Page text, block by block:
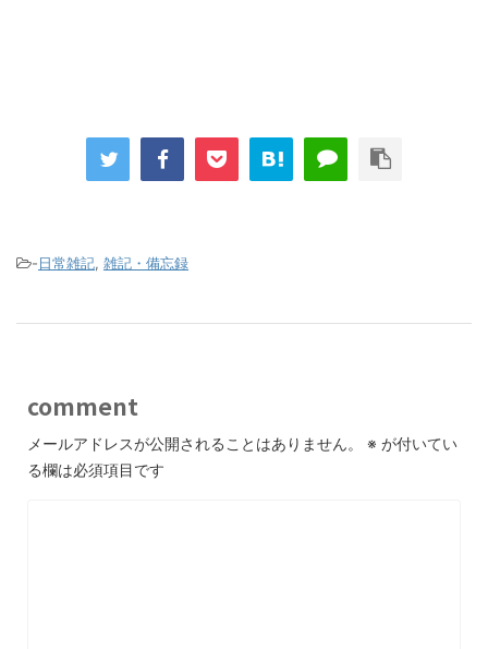
-日常雑記, 雑記・備忘録
comment
メールアドレスが公開されることはありません。 ※ が付いてい
る欄は必須項目です